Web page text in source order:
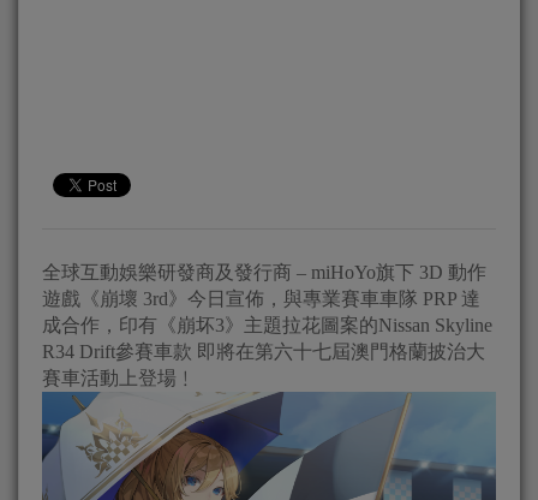
全球互動娛樂研發商及發行商 – miHoYo旗下 3D 動作
遊戲《崩壞 3rd》今日宣佈，與專業賽車車隊 PRP 達
成合作，印有《崩坏3》主題拉花圖案的Nissan Skyline
R34 Drift參賽車款 即將在第六十七屆澳門格蘭披治大
賽車活動上登場﹗